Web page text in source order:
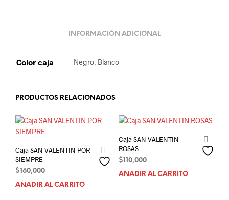
INFORMACIÓN ADICIONAL
Color caja Negro, Blanco
PRODUCTOS RELACIONADOS
Caja SAN VALENTIN POR
SIEMPRE
$160,000
AÑADIR AL CARRITO
Caja SAN VALENTIN
ROSAS
$110,000
AÑADIR AL CARRITO